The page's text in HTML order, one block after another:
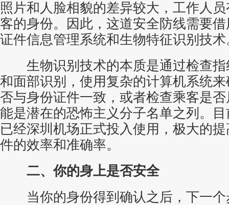
照片和人脸相貌的差异较大，工作人
客的身份。因此，这道安全防线需要
证件信息管理系统和生物特征识别技术
生物识别 技术的本质是通过检查
和面部识别，使用复杂的计算机系统
否与身份证件一致，或者检查乘客是
能是潜在的恐怖主义分子名单之列。
已经深圳机场正式投入使用，极大的
件的效率和准确率。
二、你的身上是否安全
当你的身份得到确认之后，下一个